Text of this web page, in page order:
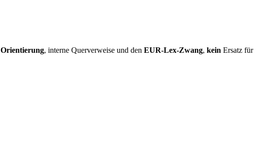
Orientierung, interne Querverweise und den EUR-Lex-Zwang, kein Ersatz für